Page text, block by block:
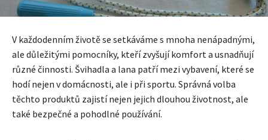
V každodenním životě se setkáváme s mnoha nenápadnými,
ale důležitými pomocníky, kteří zvyšují komfort a usnadňují
různé činnosti. Švihadla a lana patří mezi vybavení, které se
hodí nejen v domácnosti, ale i při sportu. Správná volba
těchto produktů zajistí nejen jejich dlouhou životnost, ale
také bezpečné a pohodlné používání.